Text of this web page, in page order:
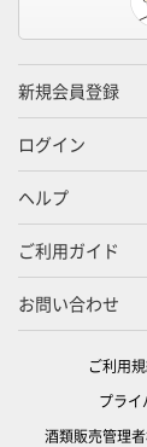
新規会員登録
ログイン
ヘルプ
ご利用ガイド
お問い合わせ
ご利用
プライ
酒類販売管理